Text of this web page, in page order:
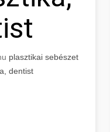
plasztikai sebészet
dentist